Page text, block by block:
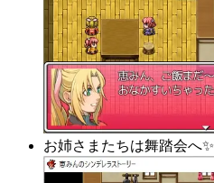
お姉さまたちは舞踏会へ✨